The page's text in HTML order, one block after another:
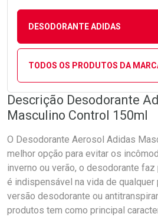
DESODORANTE ADIDAS
TODOS OS PRODUTOS DA
Descrição Desodorante
Masculino Control 150ml
O Desodorante Aerosol Adidas
melhor opção para evitar os
inverno ou verão, o desodorante
é indispensável na vida de
versão desodorante ou
produtos tem como principal